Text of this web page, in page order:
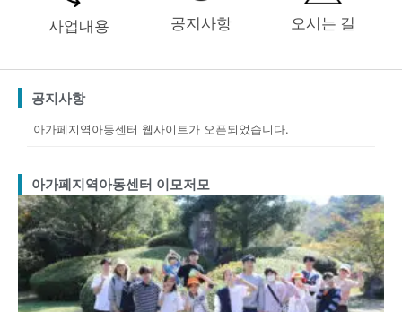
사업내용 공지사항 오시는 길
공지사항
아가페지역아동센터 웹사이트가 오픈되었습니다.
아가페지역아동센터 이모저모
PagePage